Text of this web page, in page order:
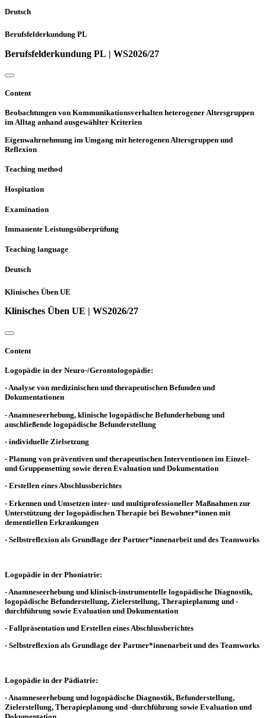
Deutsch
Berufsfelderkundung PL
Berufsfelderkundung PL | WS2026/27
Content
Beobachtungen von Kommunikationsverhalten heterogener Altersgruppen
im Alltag anhand ausgewählter Kriterien
Eigenwahrnehmung im Umgang mit heterogenen Altersgruppen und
Reflexion
Teaching method
Hospitation
Examination
Immanente Leistungsüberprüfung
Teaching language
Deutsch
Klinisches Üben UE
Klinisches Üben UE | WS2026/27
Content
Logopädie in der Neuro-/Gerontologopädie:
- Analyse von medizinischen und therapeutischen Befunden und
Dokumentationen
- Anamneseerhebung, klinische logopädische Befunderhebung und
anschließende logopädische Befunderstellung
- individuelle Zielsetzung
- Planung von präventiven und therapeutischen Interventionen im Einzel-
und Gruppensetting sowie deren Evaluation und Dokumentation
- Erstellen eines Abschlussberichtes
- Erkennen und Umsetzen inter- und multiprofessioneller Maßnahmen zur
Unterstützung der logopädischen Therapie bei Bewohner*innen mit
dementiellen Erkrankungen
- Selbstreflexion als Grundlage der Partner*innenarbeit und des Teamworks
Logopädie in der Phoniatrie:
- Anamneseerhebung und klinisch-instrumentelle logopädische Diagnostik,
logopädische Befunderstellung, Zielerstellung, Therapieplanung und -
durchführung sowie Evaluation und Dokumentation
- Fallpräsentation und Erstellen eines Abschlussberichtes
- Selbstreflexion als Grundlage der Partner*innenarbeit und des Teamworks
Logopädie in der Pädiatrie:
- Anamneseerhebung und logopädische Diagnostik, Befunderstellung,
Zielerstellung, Therapieplanung und -durchführung sowie Evaluation und